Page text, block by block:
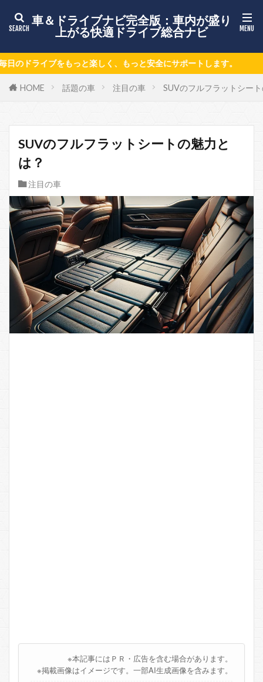
車＆ドライブナビ完全版：車内が盛り
上がる快適ドライブ総合ナビ
もっと安全にサポートします。
HOME 話題の車 注目の車 SUVのフルフラットシー
SUVのフルフラットシートの魅力と
は？
注目の車
※本記事にはＰＲ・広告を含む場合があります。
※掲載画像はイメージです。一部AI生成画像を含みます。